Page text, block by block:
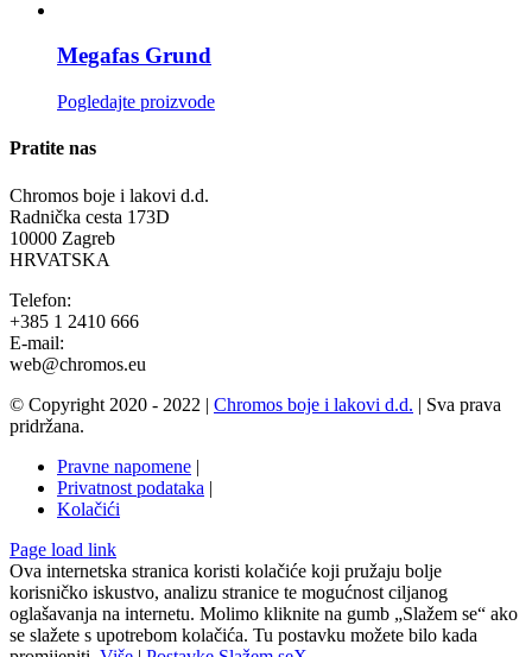
Megafas Grund
Pogledajte proizvode
Pratite nas
Chromos boje i lakovi d.d.
Radnička cesta 173D
10000 Zagreb
HRVATSKA
Telefon:
+385 1 2410 666
E-mail:
web@chromos.eu
© Copyright 2020 - 2022 | Chromos boje i lakovi d.d. | Sva prava
pridržana.
Pravne napomene |
Privatnost podataka |
Kolačići
Facebook
YouTube
Page load link
Go
to
Top
Ova internetska stranica koristi kolačiće koji pružaju bolje
korisničko iskustvo, analizu stranice te mogućnost ciljanog
oglašavanja na internetu. Molimo kliknite na gumb „Slažem se“ ako
se slažete s upotrebom kolačića. Tu postavku možete bilo kada